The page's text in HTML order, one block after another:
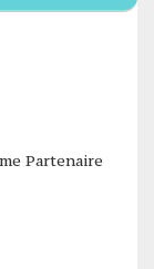
Partenaire